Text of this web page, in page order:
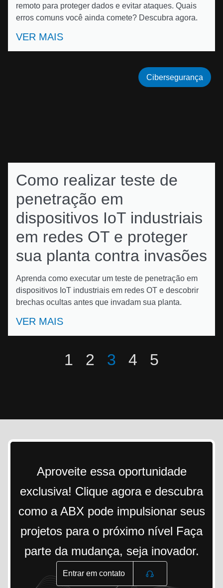
remoto para proteger dados e evitar ataques. Quais
erros comuns você ainda comete? Descubra agora.
VER MAIS
Como realizar teste de
penetração em
dispositivos IoT industriais
em redes OT e proteger
sua planta contra invasões
Aprenda como executar um teste de penetração em
dispositivos IoT industriais em redes OT e descobrir
brechas ocultas antes que invadam sua planta.
VER MAIS
Cibersegurança
1 2 3 4 5
Aproveite essa oportunidade
exclusiva! Clique agora e descubra
como a ABX pode impulsionar seus
projetos para o próximo nível Faça
parte da mudança, seja inovador.
Entrar em contato